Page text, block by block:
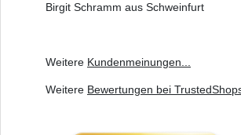
Birgit Schramm aus Schweinfurt
Weitere Kundenmeinungen...
Weitere Bewertungen bei